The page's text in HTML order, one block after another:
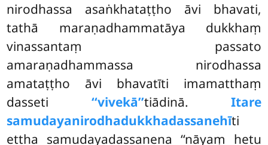
nirodhassa asaṅkhataṭṭho āvi bhavati,
tathā maraṇadhammatāya dukkhaṃ
vinassantaṃ passato
amaraṇadhammassa nirodhassa
amataṭṭho āvi bhavatīti imamatthaṃ
dasseti ‘‘vivekā’’tiādinā. Itare
samudayanirodhadukkhadassanehīti
ettha samudayadassanena ‘‘nāyaṃ hetu